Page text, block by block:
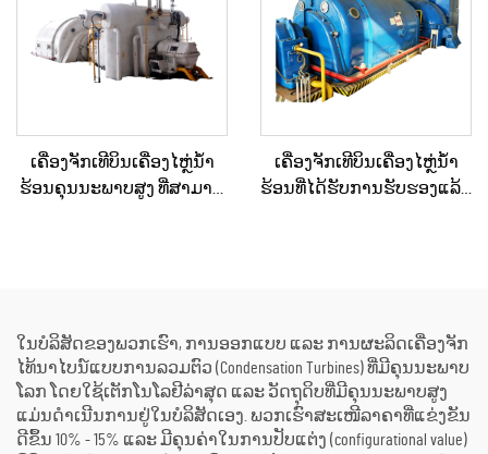
ພະລັງງານ
ເຄື່ອງຈັກເທີບິນເຄື່ອງໄຫຼ່ນ້ຳ
ຮ້ອນຄຸນນະພາບສູງ ທີ່ສາມາດ
ເຄື່ອງຈັກເທີບິນເຄື່ອງໄຫຼ່ນ້ຳ
ຮ້ອນທີ່ໄດ້ຮັບການຮັບຮອງແລ້ວ
ໃນບໍລິສັດຂອງພວກເຮົາ, ການອອກແບບ ແລະ ການຜະລິດເຄື່ອງຈັກ
ໄທ້ນາໄບນ໌ແບບການລວມຕົວ (Condensation Turbines) ທີ່ມີຄຸນນະພາບ
ໂລກ ໂດຍໃຊ້ເຕັກໂນໂລຢີລ່າສຸດ ແລະ ວັດຖຸດິບທີ່ມີຄຸນນະພາບສູງ
ແມ່ນດຳເນີນການຢູ່ໃນບໍລິສັດເອງ. ພວກເຮົາສະເໜີລາຄາທີ່ແຂ່ງຂັນ
ດີຂຶ້ນ 10% - 15% ແລະ ມີຄຸນຄ່າໃນການປັບແຕ່ງ (configurational value)